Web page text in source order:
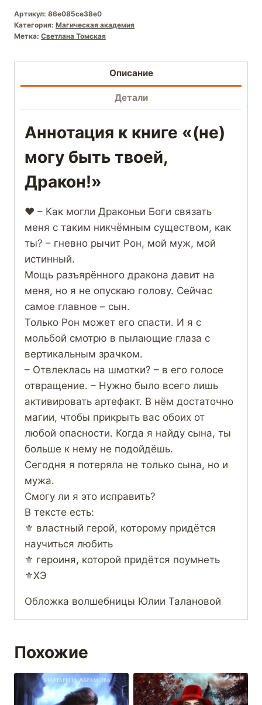
Артикул: 86e085ce38e0
Категория: Магическая академия
Метка: Светлана Томская
Описание
Детали
Аннотация к книге «(не)
могу быть твоей,
Дракон!»
❤️ – Как могли Драконьи Боги связать
меня с таким никчёмным существом, как
ты? – гневно рычит Рон, мой муж, мой
истинный.
Мощь разъярённого дракона давит на
меня, но я не опускаю голову. Сейчас
самое главное – сын.
Только Рон может его спасти. И я с
мольбой смотрю в пылающие глаза с
вертикальным зрачком.
– Отвлеклась на шмотки? – в его голосе
отвращение. – Нужно было всего лишь
активировать артефакт. В нём достаточно
магии, чтобы прикрыть вас обоих от
любой опасности. Когда я найду сына, ты
больше к нему не подойдёшь.
Сегодня я потеряла не только сына, но и
мужа.
Смогу ли я это исправить?
В тексте есть:
⚜️ властный герой, которому придётся
научиться любить
⚜️ героиня, которой придётся поумнеть
⚜️ХЭ
Обложка волшебницы Юлии Талановой
Похожие